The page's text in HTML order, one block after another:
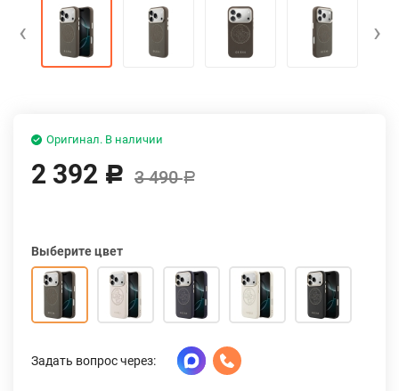
‹ ›
Оригинал. В наличии
2 392 Р 3 490Р
Выберите цвет
Задать вопрос через: